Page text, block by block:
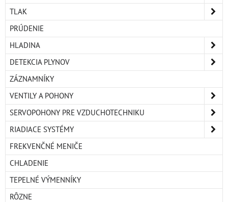
TLAK
PRÚDENIE
HLADINA
DETEKCIA PLYNOV
ZÁZNAMNÍKY
VENTILY A POHONY
SERVOPOHONY PRE VZDUCHOTECHNIKU
RIADIACE SYSTÉMY
FREKVENČNÉ MENIČE
CHLADENIE
TEPELNÉ VÝMENNÍKY
RÔZNE